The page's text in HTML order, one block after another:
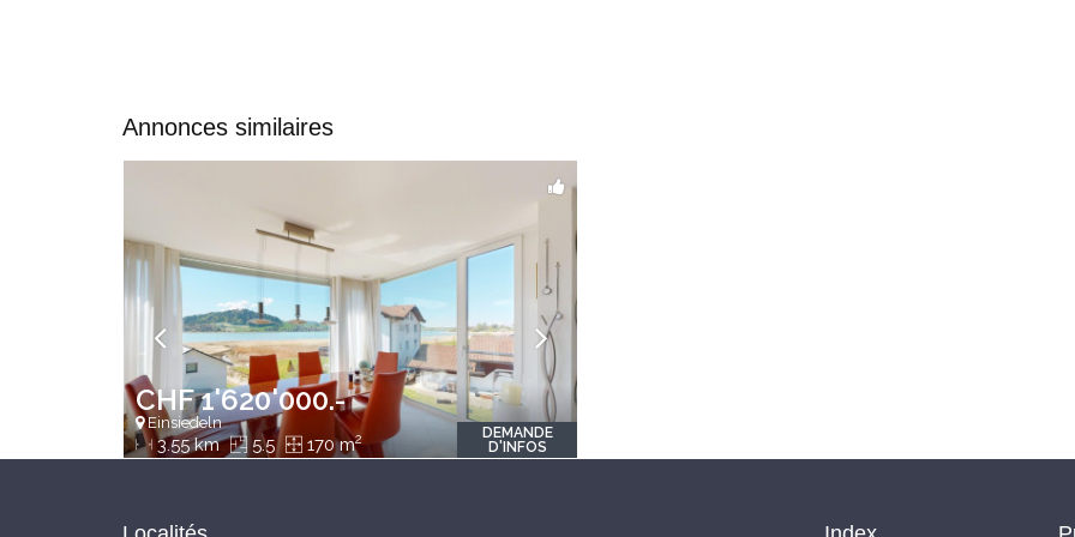
Annonces similaires
CHF 1'620'000.-
Einsiedeln
3.55 km 5.5 170 m2
DEMANDE
D'INFOS